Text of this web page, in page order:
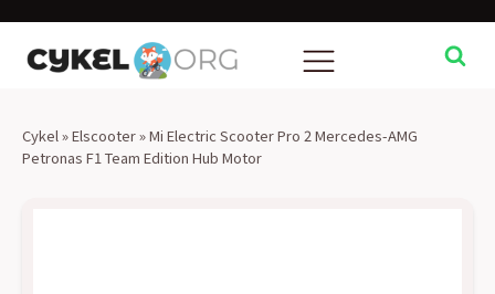
Cykel »Elscooter»Mi Electric Scooter Pro 2 Mercedes-AMG
Petronas F1 Team Edition Hub Motor